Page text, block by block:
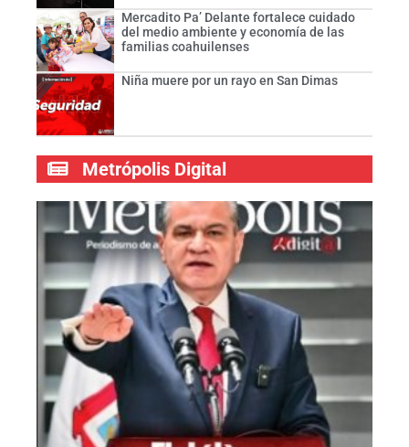
Mercadito Pa’ Delante fortalece cuidado
del medio ambiente y economía de las
familias coahuilenses
Niña muere por un rayo en San Dimas
Metrópolis Digital